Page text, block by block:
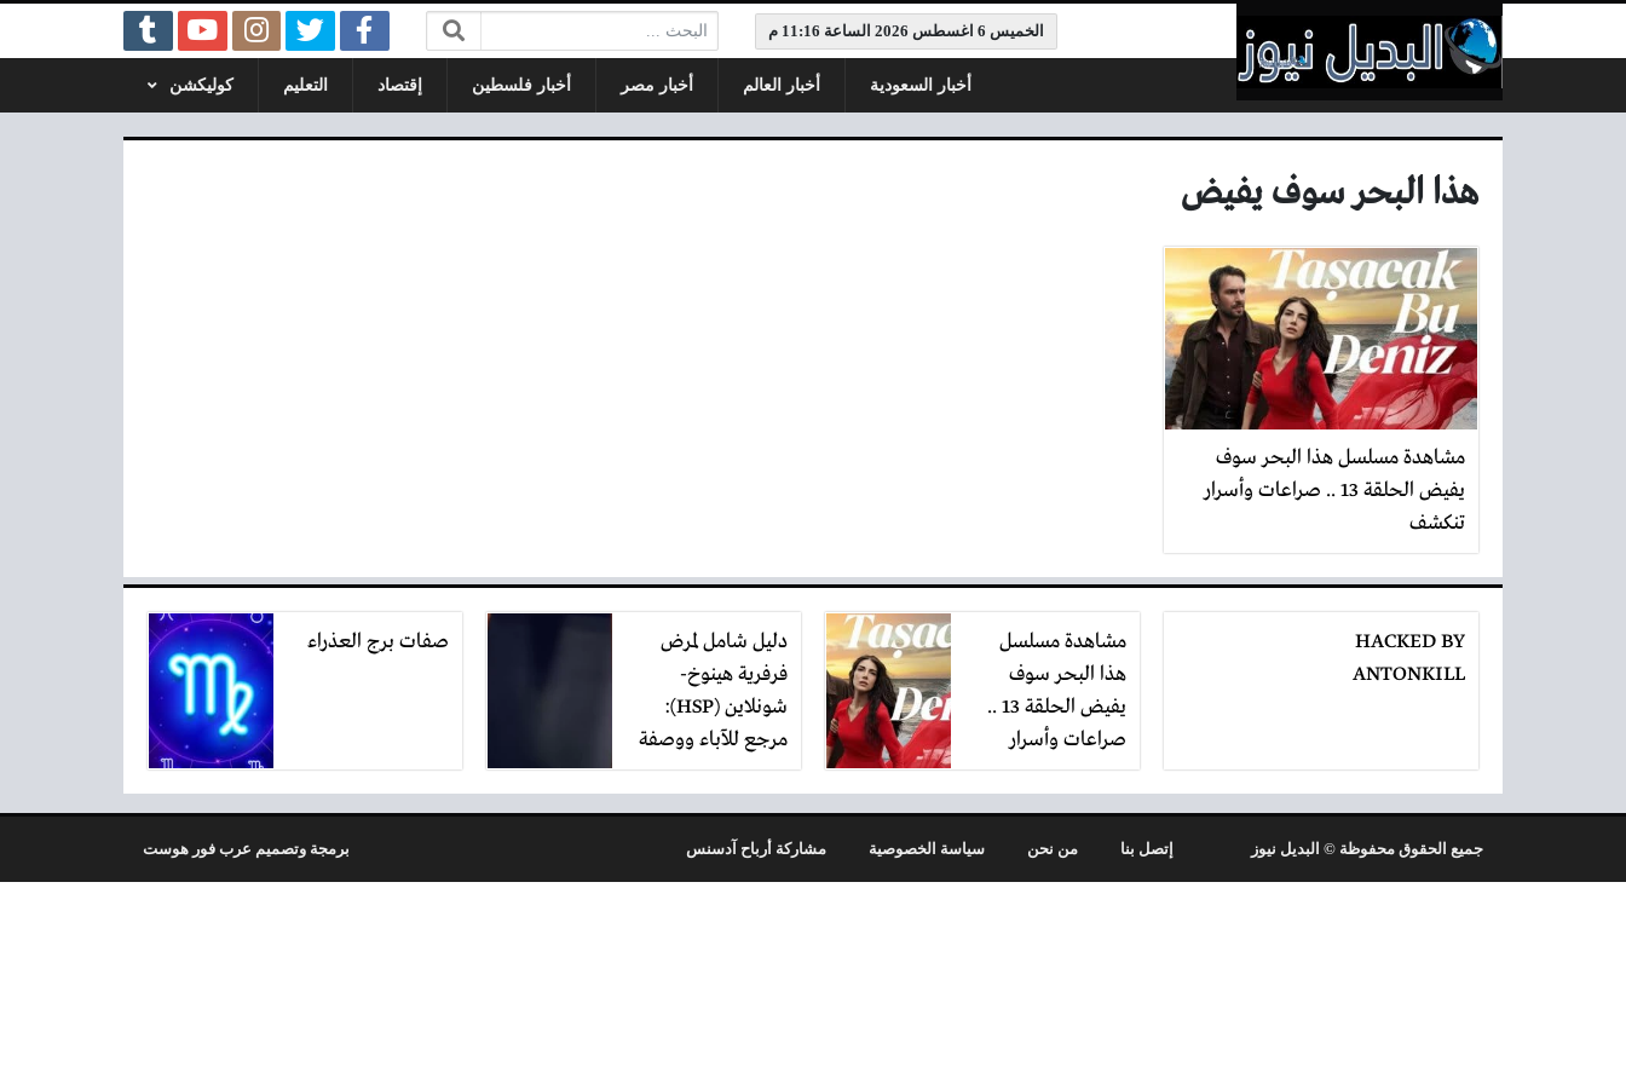
التخطي إلى المحتوى
الخميس 6 اغسطس 2026 الساعة 11:16 م البحث:
أخبار السعودية أخبار العالم أخبار مصر أخبار فلسطين إقتصاد التعليم كوليكشن
هذا البحر سوف يفيض
مشاهدة مسلسل هذا البحر سوف
يفيض الحلقة 13 .. صراعات وأسرار
تنكشف
HACKED BY
ANTONKILL
مشاهدة مسلسل
هذا البحر سوف
يفيض الحلقة 13 ..
صراعات وأسرار
تنكشف
دليل شامل لمرض
فرفرية هينوخ-
شونلاين (HSP):
مرجع للآباء ووصفة
طبيعية فعّاله
صفات برج العذراء
إتصل بنا من نحن سياسة الخصوصية مشاركة أرباح آدسنس جميع الحقوق محفوظة © البديل نيوز برمجة وتصميم عرب فور هوست